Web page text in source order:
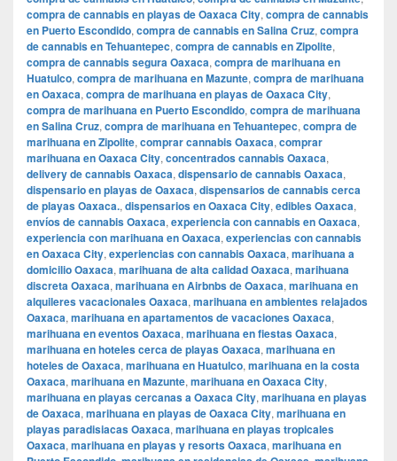
compra de cannabis en playas de Oaxaca City, compra de cannabis
en Puerto Escondido, compra de cannabis en Salina Cruz, compra
de cannabis en Tehuantepec, compra de cannabis en Zipolite,
compra de cannabis segura Oaxaca, compra de marihuana en
Huatulco, compra de marihuana en Mazunte, compra de marihuana
en Oaxaca, compra de marihuana en playas de Oaxaca City,
compra de marihuana en Puerto Escondido, compra de marihuana
en Salina Cruz, compra de marihuana en Tehuantepec, compra de
marihuana en Zipolite, comprar cannabis Oaxaca, comprar
marihuana en Oaxaca City, concentrados cannabis Oaxaca,
delivery de cannabis Oaxaca, dispensario de cannabis Oaxaca,
dispensario en playas de Oaxaca, dispensarios de cannabis cerca
de playas Oaxaca., dispensarios en Oaxaca City, edibles Oaxaca,
envíos de cannabis Oaxaca, experiencia con cannabis en Oaxaca,
experiencia con marihuana en Oaxaca, experiencias con cannabis
en Oaxaca City, experiencias con cannabis Oaxaca, marihuana a
domicilio Oaxaca, marihuana de alta calidad Oaxaca, marihuana
discreta Oaxaca, marihuana en Airbnbs de Oaxaca, marihuana en
alquileres vacacionales Oaxaca, marihuana en ambientes relajados
Oaxaca, marihuana en apartamentos de vacaciones Oaxaca,
marihuana en eventos Oaxaca, marihuana en fiestas Oaxaca,
marihuana en hoteles cerca de playas Oaxaca, marihuana en
hoteles de Oaxaca, marihuana en Huatulco, marihuana en la costa
Oaxaca, marihuana en Mazunte, marihuana en Oaxaca City,
marihuana en playas cercanas a Oaxaca City, marihuana en playas
de Oaxaca, marihuana en playas de Oaxaca City, marihuana en
playas paradisiacas Oaxaca, marihuana en playas tropicales
Oaxaca, marihuana en playas y resorts Oaxaca, marihuana en